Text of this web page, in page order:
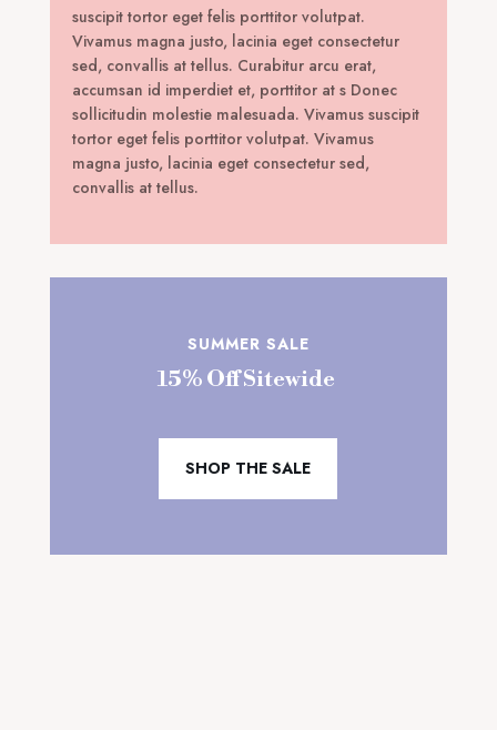
suscipit tortor eget felis porttitor volutpat.
Vivamus magna justo, lacinia eget consectetur
sed, convallis at tellus. Curabitur arcu erat,
accumsan id imperdiet et, porttitor at s Donec
sollicitudin molestie malesuada. Vivamus suscipit
tortor eget felis porttitor volutpat. Vivamus
magna justo, lacinia eget consectetur sed,
convallis at tellus.
SUMMER SALE
15% Off Sitewide
SHOP THE SALE